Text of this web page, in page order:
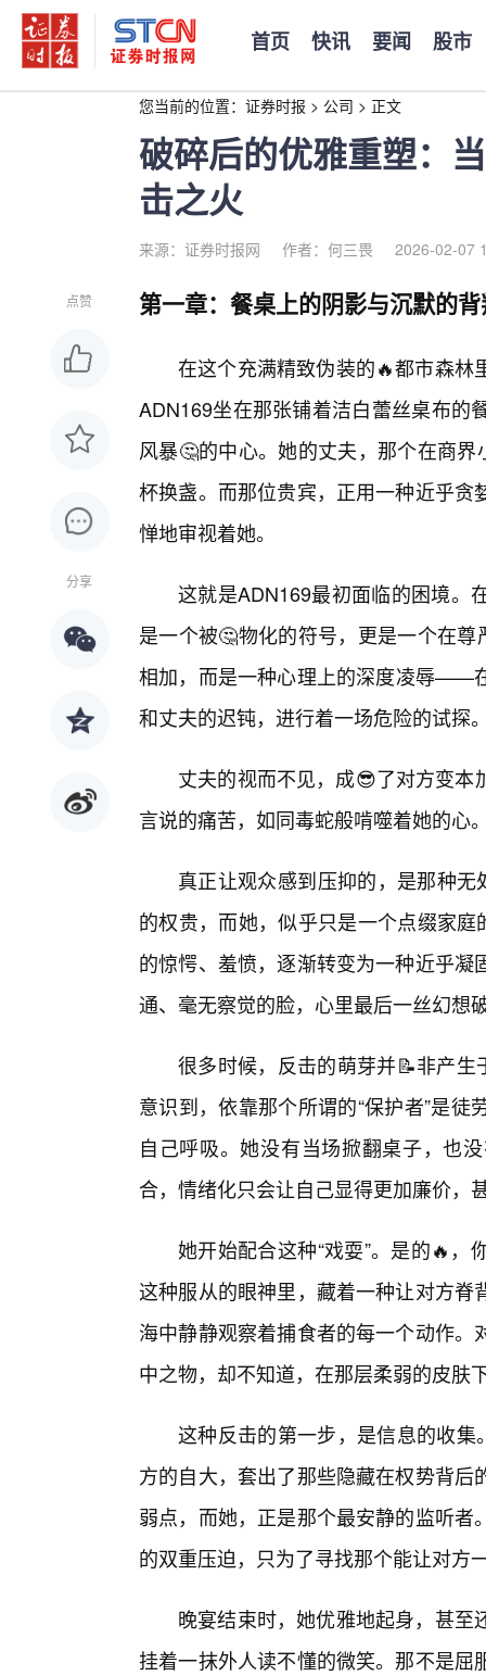
首页 快讯 要闻 股市
您当前的位置： 证券时报 > 公司 > 正文
破碎后的优雅重塑：
击之火
来源：证券时报网 作者：何三畏 2026-02-07
点赞
分享
第一章：餐桌上的阴影与沉默的
在这个充满精致伪装的🔥都市森林
ADN169坐在那张铺着洁白蕾丝桌布的
风暴🤔的中心。她的丈夫，那个在商
杯换盏。而那位贵宾，正用一种近乎
惮地审视着她。
这就是ADN169最初面临的困境。
是一个被🤔物化的符号，更是一个在
相加，而是一种心理上的深度凌辱——
和丈夫的迟钝，进行着一场危险的试探
丈夫的视而不见，成😎了对方变
言说的痛苦，如同毒蛇般啃噬着她的心
真正让观众感到压抑的，是那种无
的权贵，而她，似乎只是一个点缀家
的惊愕、羞愤，逐渐转变为一种近乎
通、毫无察觉的脸，心里最后一丝幻想
很多时候，反击的萌芽并📝非产
意识到，依靠那个所谓的“保护者”是
自己呼吸。她没有当场掀翻桌子，也
合，情绪化只会让自己显得更加廉价，
她开始配合这种“戏耍”。是的🔥
这种服从的眼神里，藏着一种让对方
海中静静观察着捕食者的每一个动作
中之物，却不知道，在那层柔弱的皮肤
这种反击的第一步，是信息的收
方的自大，套出了那些隐藏在权势背
弱点，而她，正是那个最安静的监听
的双重压迫，只为了寻找那个能让对方
晚宴结束时，她优雅地起身，甚
挂着一抹外人读不懂的微笑。那不是